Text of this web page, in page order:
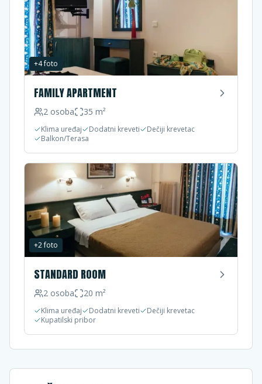
+4foto
FAMILY APARTMENT
2 osoba 35 m²
Klima uređaj Dodatni kreveti
Dečiji krevetac
Balkon/Terasa
+2foto
STANDARD ROOM
2 osoba 20 m²
Klima uređaj Dodatni kreveti
Dečiji krevetac
Kupatilski pribor